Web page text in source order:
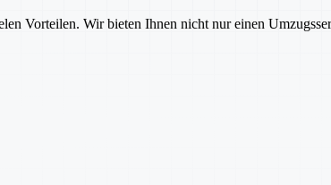
Vorteilen. Wir bieten Ihnen nicht nur einen